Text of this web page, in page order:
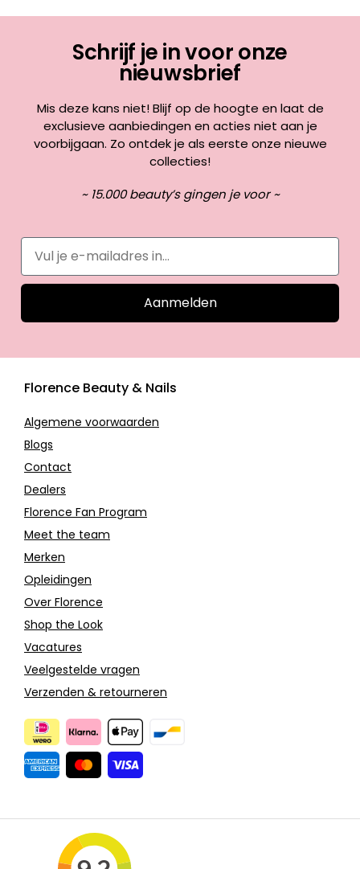
Schrijf je in voor onze
nieuwsbrief
Mis deze kans niet! Blijf op de hoogte en laat de
exclusieve aanbiedingen en acties niet aan je
voorbijgaan. Zo ontdek je als eerste onze nieuwe
collecties!
~ 15.000 beauty’s gingen je voor ~
Aanmelden
Florence Beauty & Nails
Algemene voorwaarden
Blogs
Contact
Dealers
Florence Fan Program
Meet the team
Merken
Opleidingen
Over Florence
Shop the Look
Vacatures
Veelgestelde vragen
Verzenden & retourneren